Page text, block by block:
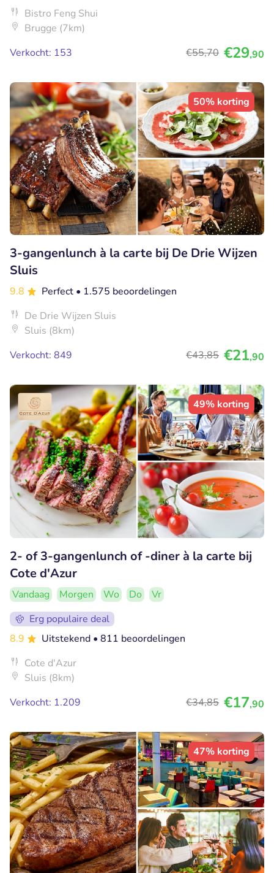
Bistro Feng Shui
Brugge (7km)
Verkocht: 153
€55,70 €29,90
50% korting
3-gangenlunch à la carte bij De Drie Wijzen
Sluis
9.8 Perfect • 1.575 beoordelingen
De Drie Wijzen Sluis
Sluis (8km)
Verkocht: 849
€43,85 €21,90
49% korting
2- of 3-gangenlunch of -diner à la carte bij
Cote d'Azur
Vandaag Morgen Wo Do
Vr
Erg populaire deal
8.9
Uitstekend • 811 beoordelingen
Cote d'Azur
Sluis (8km)
Verkocht: 1.209
€34,85 €17,90
47% korting